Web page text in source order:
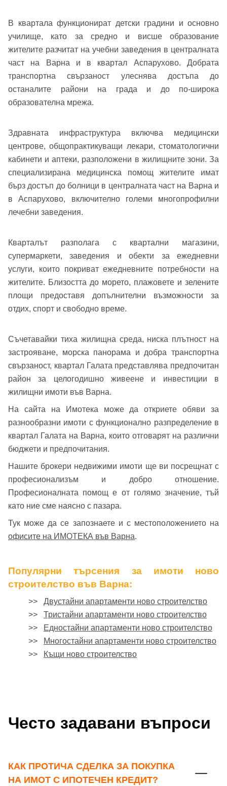
Добре дошъл!
Вход Регистрация
Имейл Адрес
Парола
Забравена парола?
Вход като гост
или използвай профил
Вход с Google
Вход с Facebook
В квартала функционират детски градини и основно
училище, като за средно и висше образование
жителите разчитат на учебни заведения в централната
част на Варна и в квартал Аспарухово. Добрата
транспортна свързаност улеснява достъпа до
останалите райони на града и до по-широка
образователна мрежа.
Здравната инфраструктура включва медицински
центрове, общопрактикуващи лекари, стоматологични
кабинети и аптеки, разположени в жилищните зони. За
специализирана медицинска помощ жителите имат
бърз достъп до болници в централната част на Варна и
в Аспарухово, включително големи многопрофилни
лечебни заведения.
Кварталът разполага с квартални магазини,
супермаркети, заведения и обекти за ежедневни
услуги, които покриват ежедневните потребности на
жителите. Близостта до морето, плажовете и зелените
площи предоставя допълнителни възможности за
отдих, спорт и свободно време.
Съчетавайки тиха жилищна среда, ниска плътност на
застрояване, морска панорама и добра транспортна
свързаност, квартал Галата представлява предпочитан
район за целогодишно живеене и инвестиции в
жилищни имоти във Варна.
На сайта на Имотека може да откриете обяви за
разнообразни имоти с функционално разпределение в
квартал Галата на Варна, които отговарят на различни
бюджети и предпочитания.
Нашите брокери недвижими имоти ще ви посрещнат с
професионализъм и добро отношение.
Професионалната помощ е от голямо значение, тъй
като ние сме наясно с пазара.
Тук може да се запознаете и с местоположението на
офисите на ИМОТЕКА във Варна.
Популярни търсения за имоти ново
строителство във Варна:
>> Двустайни апартаменти ново строителство
>> Тристайни апартаменти ново строителство
>>
Едностайни апартаменти ново строителство
>>
Многостайни апартаменти ново строителство
>>
Къщи ново строителство
Често задавани въпроси
КАК ПРОТИЧА СДЕЛКА ЗА ПОКУПКА
НА ИМОТ С ИПОТЕЧЕН КРЕДИТ?
Име*
Телефон*
Вашето запитване стигна до нас. Ще
се обадим възможно най-бързо.